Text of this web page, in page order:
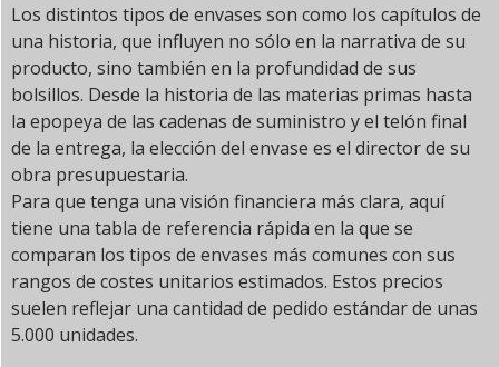
Los distintos tipos de envases son como los capítulos de
una historia, que influyen no sólo en la narrativa de su
producto, sino también en la profundidad de sus
bolsillos. Desde la historia de las materias primas hasta
la epopeya de las cadenas de suministro y el telón final
de la entrega, la elección del envase es el director de su
obra presupuestaria.
Para que tenga una visión financiera más clara, aquí
tiene una tabla de referencia rápida en la que se
comparan los tipos de envases más comunes con sus
rangos de costes unitarios estimados. Estos precios
suelen reflejar una cantidad de pedido estándar de unas
5.000 unidades.